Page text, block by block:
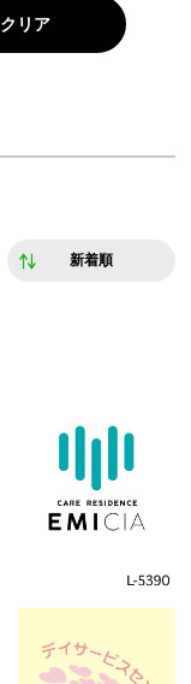
クリア
新着順